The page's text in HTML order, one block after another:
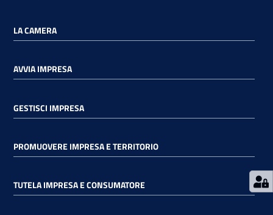
Prenota
on line
Servizi
LA CAMERA
AVVIA IMPRESA
GESTISCI IMPRESA
PROMUOVERE IMPRESA E TERRITORIO
TUTELA IMPRESA E CONSUMATORE